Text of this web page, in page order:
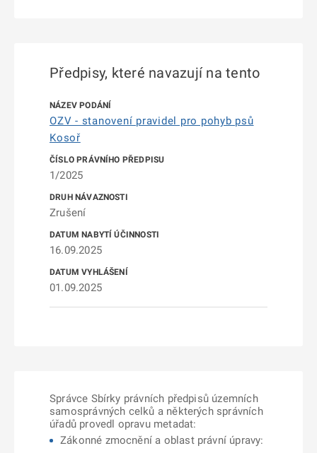
Předpisy, které navazují na tento
OZV - stanovení pravidel pro pohyb psů
Kosoř
1/2025
Zrušení
16.09.2025
01.09.2025
Správce Sbírky právních předpisů územních
samosprávných celků a některých správních
úřadů provedl opravu metadat:
Zákonné zmocnění a oblast právní úpravy: